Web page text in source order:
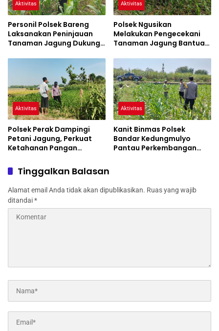
Aktivitas
Personil Polsek Bareng
Laksanakan Peninjauan
Tanaman Jagung Dukung
Pangan
Aktivitas
Polsek Ngusikan
Melakukan Pengecekani
Tanaman Jagung Bantuan
Polres Jombang
Aktivitas
Polsek Perak Dampingi
Petani Jagung, Perkuat
Ketahanan Pangan
Aktivitas
Kanit Binmas Polsek
Bandar Kedungmulyo
Pantau Perkembangan
Tinggalkan Balasan
Alamat email Anda tidak akan dipublikasikan. Ruas yang wajib
ditandai*